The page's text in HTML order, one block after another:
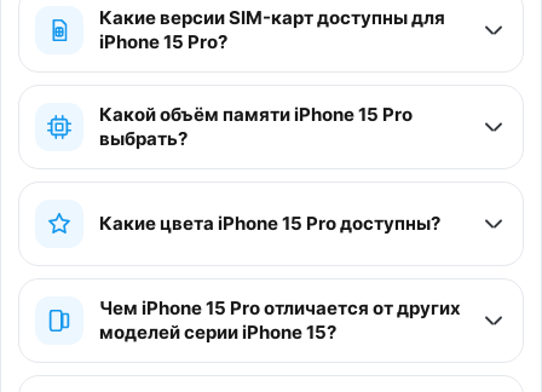
Какие версии SIM-карт доступны для
iPhone 15 Pro?
Какой объём памяти iPhone 15 Pro
выбрать?
Какие цвета iPhone 15 Pro доступны?
Чем iPhone 15 Pro отличается от других
моделей серии iPhone 15?